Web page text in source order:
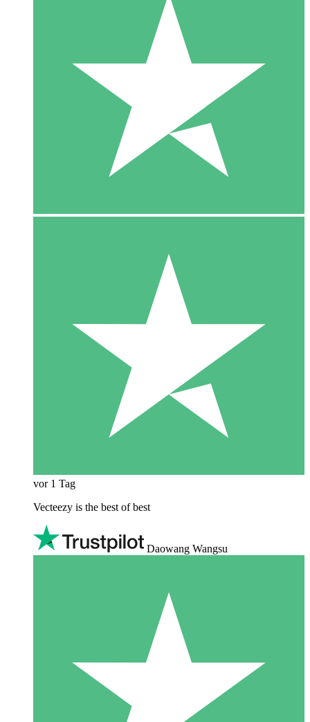
vor 1 Tag
Vecteezy is the best of best
Daowang Wangsu